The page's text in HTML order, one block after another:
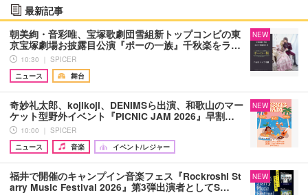
最新記事
朝美絢・音彩唯、宝塚歌劇団雪組新トップコンビの東
京宝塚劇場お披露目公演『ポーの一族』千秋楽をラ…
10:30 ｜ SPICER
ニュース
舞台
NEW
奇妙礼太郎、kojikoji、DENIMSら出演、和歌山のマー
ケット型野外イベント『PICNIC JAM 2026』早割…
10:00 ｜ SPICER
ニュース
音楽 イベント/レジャー
NEW
福井で開催のキャンプイン音楽フェス『Rockroshi St
arry Music Festival 2026』第3弾出演者としてS…
NEW